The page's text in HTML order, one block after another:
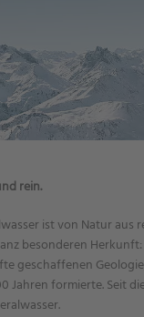
rein.
ist von Natur aus
besonderen Herkunft:
geschaffenen
Jahren formierte. Seit